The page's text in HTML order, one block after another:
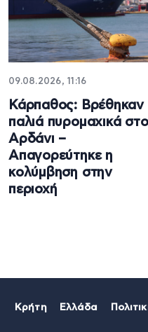
09.08.2026, 11:16
Κάρπαθος: Βρέθηκαν
παλιά πυρομαχικά στο
Αρδάνι –
Απαγορεύτηκε η
κολύμβηση στην
περιοχή
Κρήτη Ελλάδα